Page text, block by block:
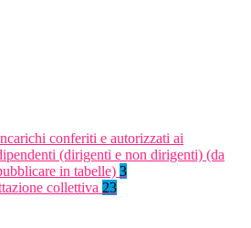
conferiti e autorizzati ai
(dirigenti e non dirigenti) (da
in tabelle) 3
collettiva 23